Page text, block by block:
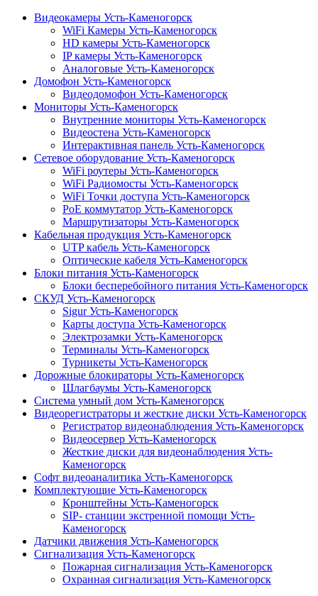
Видеокамеры Усть-Каменогорск
WiFi Камеры Усть-Каменогорск
HD камеры Усть-Каменогорск
IP камеры Усть-Каменогорск
Аналоговые Усть-Каменогорск
Домофон Усть-Каменогорск
Видеодомофон Усть-Каменогорск
Мониторы Усть-Каменогорск
Внутренние мониторы Усть-Каменогорск
Видеостена Усть-Каменогорск
Интерактивная панель Усть-Каменогорск
Сетевое оборудование Усть-Каменогорск
WiFi роутеры Усть-Каменогорск
WiFi Радиомосты Усть-Каменогорск
WiFi Точки доступа Усть-Каменогорск
PoE коммутатор Усть-Каменогорск
Маршрутизаторы Усть-Каменогорск
Кабельная продукция Усть-Каменогорск
UTP кабель Усть-Каменогорск
Оптические кабеля Усть-Каменогорск
Блоки питания Усть-Каменогорск
Блоки бесперебойного питания Усть-Каменогорск
СКУД Усть-Каменогорск
Sigur Усть-Каменогорск
Карты доступа Усть-Каменогорск
Электрозамки Усть-Каменогорск
Терминалы Усть-Каменогорск
Турникеты Усть-Каменогорск
Дорожные блокираторы Усть-Каменогорск
Шлагбаумы Усть-Каменогорск
Система умный дом Усть-Каменогорск
Видеорегистраторы и жесткие диски Усть-Каменогорск
Регистратор видеонаблюдения Усть-Каменогорск
Видеосервер Усть-Каменогорск
Жесткие диски для видеонаблюдения Усть-
Каменогорск
Софт видеоаналитика Усть-Каменогорск
Комплектующие Усть-Каменогорск
Кронштейны Усть-Каменогорск
SIP- станции экстренной помощи Усть-
Каменогорск
Датчики движения Усть-Каменогорск
Сигнализация Усть-Каменогорск
Пожарная сигнализация Усть-Каменогорск
Охранная сигнализация Усть-Каменогорск